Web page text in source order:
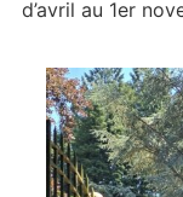
d’avril au 1er